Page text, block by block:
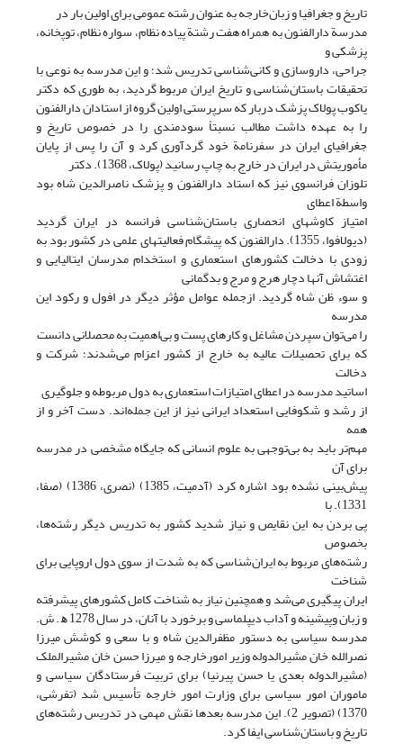
تاریخ و جغرافیا و زبان‌خارجه به عنوان رشته عمومی برای اولین بار در
مدرسة دارالفنون به همراه هفت رشتة پیاده نظام، سواره نظام، توپخانه،
پزشکی و
جراحی، داروسازی و کانی‌شناسی تدریس شد؛ و این مدرسه به نوعی با
تحقیقات باستان‌شناسی و تاریخ ایران مربوط گردید، به طوری که دکتر
یاکوب پولاک پزشک دربار که سرپرستی اولین گروه از استادان دارالفنون
را به عهده داشت مطالب نسبتاً سودمندی را در خصوص تاریخ و
جغرافیای ایران در سفرنامة خود گردآوری کرد و آن را پس از پایان
مأموریتش در ایران در خارج به چاپ رسانید (پولاک، 1368). دکتر
تلوزان فرانسوی نیز که استاد دارالفنون و پزشک ناصرالدین شاه بود
واسطة اعطای
امتیاز کاوشهای انحصاری باستان‌شناسی فرانسه در ایران گردید
(دیولافوا، 1355). دارالفنون که پیشگام فعالیتهای علمی در کشور بود به
زودی با دخالت کشورهای استعماری و استخدام مدرسان ایتالیایی و
اغتشاش آنها دچار هرج و مرج و بدگمانی
و سوء ظن شاه گردید. ازجمله عوامل مؤثر دیگر در افول و رکود این
مدرسه
را می‌توان سپردن مشاغل و کارهای پست و بی‌اهمیت به محصلانی دانست
که برای تحصیلات عالیه به خارج از کشور اعزام می‌شدند؛ شرکت و
دخالت
اساتید مدرسه در اعطای امتیازات استعماری به دول مربوطه و جلوگیری
از رشد و شکوفایی استعداد ایرانی نیز از این جمله‌اند. دست آخر و از
همه
مهم‌تر باید به بی‌توجهی به علوم انسانی که جایگاه مشخصی در مدرسه
برای آن
پیش‌بینی نشده بود اشاره کرد (آدمیت، 1385) (نصری، 1386) (صفا،
1331). با
پی بردن به این نقایص و نیاز شدید کشور به تدریس دیگر رشته‌ها،
بخصوص
رشته‌های مربوط به ایران‌شناسی که به شدت از سوی دول اروپایی برای
شناخت
ایران پیگیری می‌شد و همچنین نیاز به شناخت کامل کشورهای پیشرفته
و زبان وپیشینه و آداب دیپلماسی و برخورد با آنان، در سال 1278 ﻫ . ش.
مدرسه سیاسی به دستور مظفرالدین شاه و با سعی و کوشش میرزا
نصرالله خان مشیرالدوله وزیر امورخارجه و میرزا حسن خان مشیرالملک
(مشیرالدوله بعدی یا حسن پیرنیا) برای تربیت فرستادگان سیاسی و
ماموران امور سیاسی برای وزارت امور خارجه تأسیس شد (تفرشی،
1370) (تصویر 2). این مدرسه بعدها نقش مهمی در تدریس رشته‌های
تاریخ و باستان‌شناسی ایفا کرد.